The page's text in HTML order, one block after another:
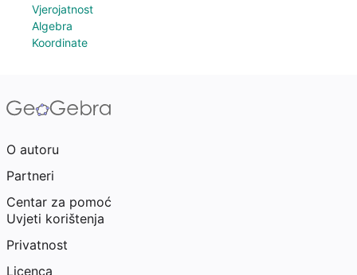
Vjerojatnost
Algebra
Koordinate
O autoru
Partneri
Centar za pomoć
Uvjeti korištenja
Privatnost
Licenca